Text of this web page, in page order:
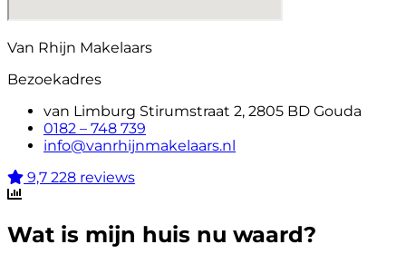
Van Rhijn Makelaars
Bezoekadres
van Limburg Stirumstraat 2, 2805 BD Gouda
0182 – 748 739
info@vanrhijnmakelaars.nl
9,7 228 reviews
Wat is mijn huis nu waard?